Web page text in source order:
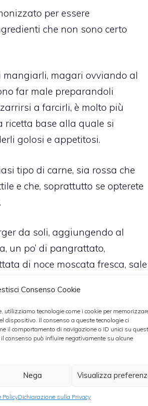
Consenso Cookie
utilizziamo tecnologie come i cookie per
dispositivo. Il consenso a queste tecnologie ci
il comportamento di navigazione o ID unici su
consenso può influire negativamente su alcune
Nega Visualizza
PolicyDichiarazione sulla Privacy
per essere
che non sono certo
magari ovviando al
far male preparandoli
a farcirli, è molto più
ricetta base alla quale si
golosi e appetitosi.
tipo di carne, sia rossa che
e che, soprattutto se opterete
da soli, aggiungendo al
un po’ di pangrattato,
di noce moscata fresca, sale
preparazione degli
libero sfogo alla fantasia,
dei vostri commensali,
pane, maionese e
comuni sottilette vano
speck, insalatina e cetrilioni